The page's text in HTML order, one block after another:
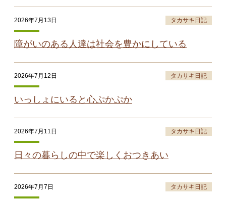
2026年7月13日 タカサキ日記
障がいのある人達は社会を豊かにしている
2026年7月12日 タカサキ日記
いっしょにいると心ぷかぷか
2026年7月11日 タカサキ日記
日々の暮らしの中で楽しくおつきあい
2026年7月7日 タカサキ日記